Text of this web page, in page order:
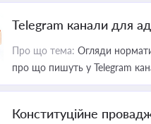
Telegram канали для
Про що тема: Огляди
про що пишуть у Telegram
Конституційне